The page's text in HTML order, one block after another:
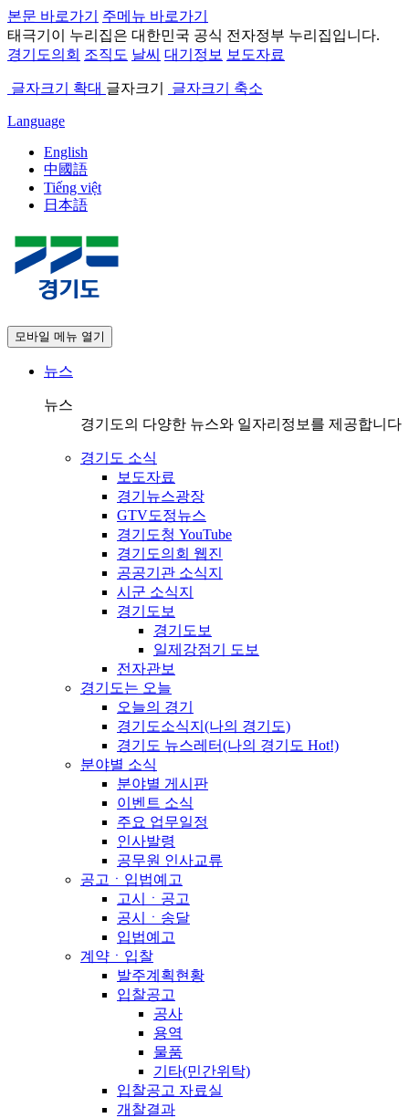
본문 바로가기
주메뉴 바로가기
태극기 이 누리집은 대한민국 공식 전자정부 누리집입니다.
경기도의회 조직도 날씨 대기정보 보도자료
글자크기 확대 글자크기 글자크기 축소
Language
English
中國語
Tiếng việt
日本語
모바일 메뉴 열기
뉴스
뉴스
경기도의 다양한 뉴스와 일자리정보를 제공합니다
경기도 소식
보도자료
경기뉴스광장
GTV도정뉴스
경기도청 YouTube
경기도의회 웹진
공공기관 소식지
시군 소식지
경기도보
경기도보
일제강점기 도보
전자관보
경기도는 오늘
오늘의 경기
경기도소식지(나의 경기도)
경기도 뉴스레터(나의 경기도 Hot!)
분야별 소식
분야별 게시판
이벤트 소식
주요 업무일정
인사발령
공무원 인사교류
공고ㆍ입법예고
고시ㆍ공고
공시ㆍ송달
입법예고
계약ㆍ입찰
발주계획현황
입찰공고
공사
용역
물품
기타(민간위탁)
입찰공고 자료실
개찰결과